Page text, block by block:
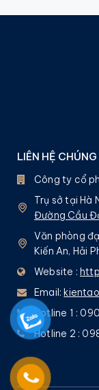
LIÊN HỆ
Công ty cổ
Trụ sở tại Hà
Đường Cầu
Văn phòng
Kiến An, Hải
Website :
Email:
Hotline 1 :
Hotline 2 :